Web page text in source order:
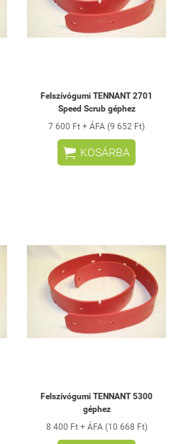
Felszívógumi TENNANT 2701
Speed Scrub géphez
7 600 Ft + ÁFA (9 652 Ft)
 KOSÁRBA
Felszívógumi TENNANT 5300
géphez
8 400 Ft + ÁFA (10 668 Ft)